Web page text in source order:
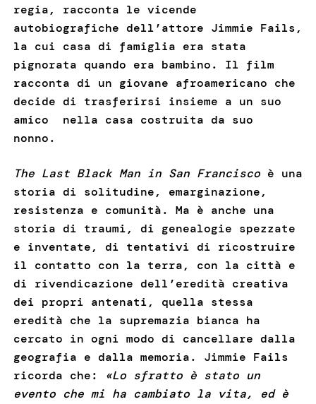
regia, racconta le vicende
autobiografiche dell’attore Jimmie Fails,
la cui casa di famiglia era stata
pignorata quando era bambino. Il film
racconta di un giovane afroamericano che
decide di trasferirsi insieme a un suo
amico nella casa costruita da suo
nonno.
The Last Black Man in San Francisco è una
storia di solitudine, emarginazione,
resistenza e comunità. Ma è anche una
storia di traumi, di genealogie spezzate
e inventate, di tentativi di ricostruire
il contatto con la terra, con la città e
di rivendicazione dell’eredità creativa
dei propri antenati, quella stessa
eredità che la supremazia bianca ha
cercato in ogni modo di cancellare dalla
geografia e dalla memoria. Jimmie Fails
ricorda che:
«Lo sfratto è stato un
evento che mi ha cambiato la vita, ed è